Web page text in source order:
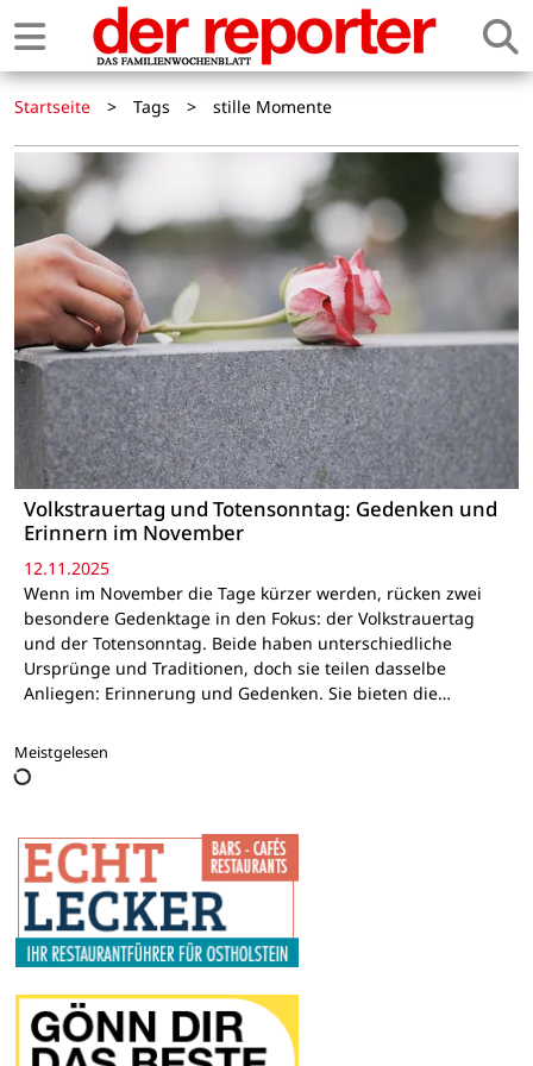
Startseite > Tags > stille Momente
Volkstrauertag und Totensonntag: Gedenken und
Erinnern im November
12.11.2025
Wenn im November die Tage kürzer werden, rücken zwei
besondere Gedenktage in den Fokus: der Volkstrauertag
und der Totensonntag. Beide haben unterschiedliche
Ursprünge und Traditionen, doch sie teilen dasselbe
Anliegen: Erinnerung und Gedenken. Sie bieten die…
Meistgelesen